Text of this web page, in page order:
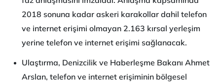
2018 sonuna kadar askeri karakollar dahil telefon
ve internet erişimi olmayan 2.163 kırsal yerleşim
yerine telefon ve internet erişimi sağlanacak.
Ulaştırma, Denizcilik ve Haberleşme Bakanı Ahmet
Arslan, telefon ve internet erişiminin bölgesel